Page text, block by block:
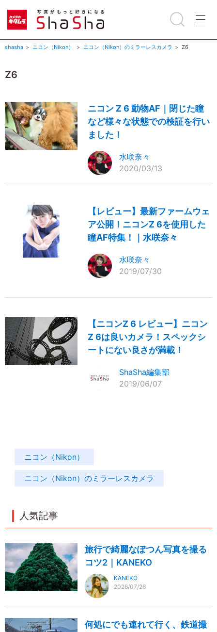
shasha ニコン（Nikon） ニコン（Nikon）のミラーレスカメラ Z6
Z6
ニコン Z 6 動物AF｜閉じた瞳
など様々な状態での検証を行い
ました！
水咲奈々
2020/03/13
【レビュー】最新ファームウェ
ア公開！ニコンZ 6を使用した
瞳AF特集！｜水咲奈々
水咲奈々
2019/07/30
【ニコンZ 6 レビュー】ニコン
Z 6は良いカメラ！スペックシ
ートにない良さが満載！
ShaSha編集部
2019/06/07
ニコン（Nikon）
ニコン（Nikon）のミラーレスカメラ
人気記事
旅行で綺麗なぽつん写真を撮る
コツ2｜KANEKO
KANEKO
2026/07/26
何処にでも連れて行く、鉄道撮